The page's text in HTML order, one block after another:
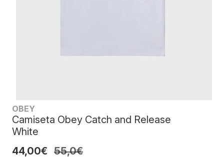
OBEY
Camiseta Obey Catch and Release
White
44,00€ 55,0€